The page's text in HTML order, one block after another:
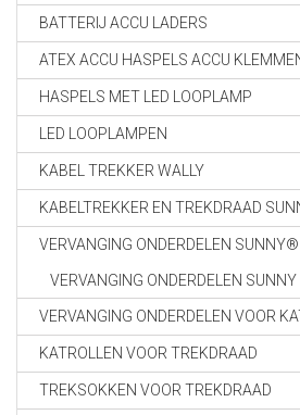
BATTERIJ ACCU LADERS
ATEX ACCU HASPELS ACCU
HASPELS MET LED LOOPLAMP
LED LOOPLAMPEN
KABEL TREKKER WALLY
KABELTREKKER EN TREKDRAAD
VERVANGING ONDERDELEN
VERVANGING ONDERDELEN
VERVANGING ONDERDELEN VOOR
KATROLLEN VOOR TREKDRAAD
TREKSOKKEN VOOR TREKDRAAD